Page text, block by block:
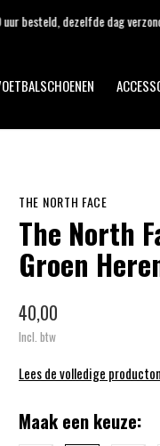
dag verzonden!
THE NORTH FACE
The North
Groen
40,00
Incl. btw
Lees de volledige
Maak een keuze: